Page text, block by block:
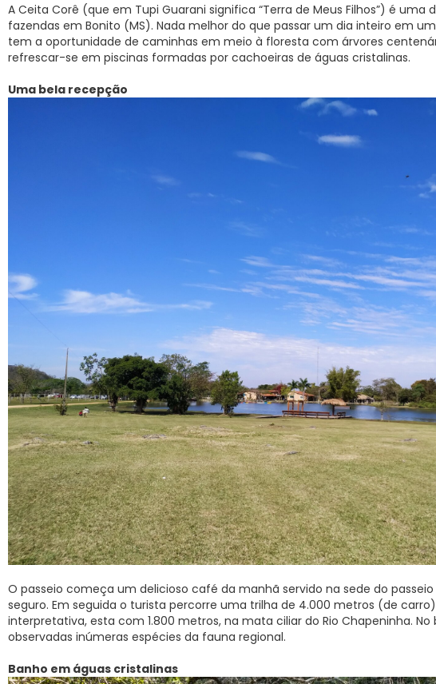
A Ceita Corê (que em Tupi Guarani significa “Terra de Meus Filhos”) é
fazendas em Bonito (MS). Nada melhor do que passar um dia inteiro em
tem a oportunidade de caminhas em meio à floresta com árvores
refrescar-se em piscinas formadas por cachoeiras de águas cristalinas.
Uma bela recepção
O passeio começa um delicioso café da manhã servido na sede do
seguro. Em seguida o turista percorre uma trilha de 4.000 metros (de
interpretativa, esta com 1.800 metros, na mata ciliar do Rio Chapeninha.
observadas inúmeras espécies da fauna regional.
Banho em águas cristalinas